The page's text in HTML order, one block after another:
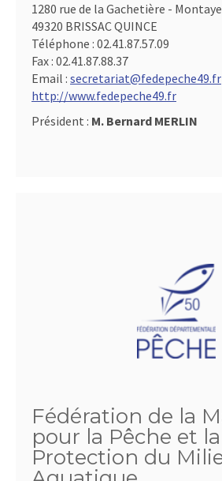
1280 rue de la Gachetière -
49320 BRISSAC QUINCE
Téléphone : 02.41.87.57.09
Fax : 02.41.87.88.37
Email : secretariat@fedepeche49.fr
http://www.fedepeche49.fr
Président : M. Bernard MERLIN
Fédération de la
pour la Pêche et la
Protection du